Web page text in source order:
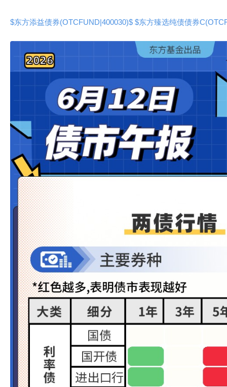
$东方添益债券(OTCFUND|400030)$ $东方臻选纯债债券